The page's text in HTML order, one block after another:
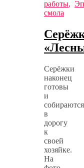
работы,
смола
Серёжки
наконец
готовы
и
собираются
в
дорогу
к
своей
хозяйке.
На